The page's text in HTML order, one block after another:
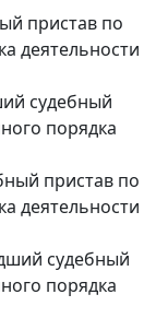
пристав по
деятельности
судебный
порядка
пристав по
деятельности
судебный
порядка